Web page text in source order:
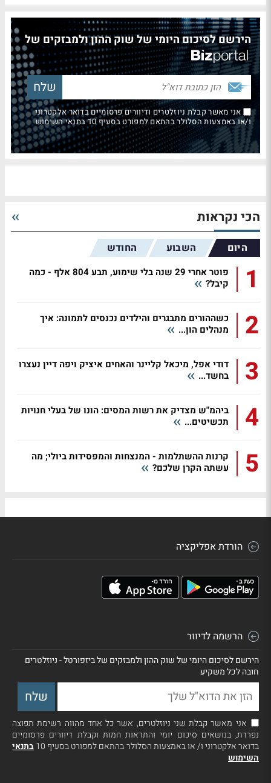
הירשם לסיכום היומי של שוק ההון ולמבזקים של
אני מאשר קבלת ניוזלטרים ודיוורים פרסומיים בדואר אלקטרוני
ו/או באמצעות הסלולר בהתאם למפורט בסעיף 10 בתנאי השימוש
הכי נקראות
היום השבוע החודש
1
פוטר אחרי 29 שנה בלי שימוע, תבע 804 אלף - כמה
קיבל?
2
כשההורים מתבגרים והילדים נכנסים לתמונה: איך
מנהלים הון...
3
דודי אפל, מיכאל קליינר והאחים איציק ויפה דיין נעצרו
בחשד...
4
ביהמ"ש מצדיק את רשות המסים: הונו של בעלי חנויות
תכשיטים...
5
קרנות ההשתלמות - המנצחות והמפסידות ביולי; מה
עשתה הקרן שלכם?
הורדת אפליקציה
הרשמה לדיוור
הירשם לסיכום היומי של שוק ההון ולמבזקים של ביזפורטל - ניוזלטרים
חובה לכל משקיע
אני מאשר קבלת שני ניוזלטרים, אשר כל אחד מהווה רשימת תפוצה
נפרדת, בנושאים סיכום יומי והתראות חמות וקבלת דיוורים פרסומיים
בדואר אלקטרוני ו/ או באמצעות הסלולר בהתאם למפורט בסעיף 10
בתנאי
השימוש